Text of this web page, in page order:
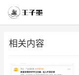
相关内容